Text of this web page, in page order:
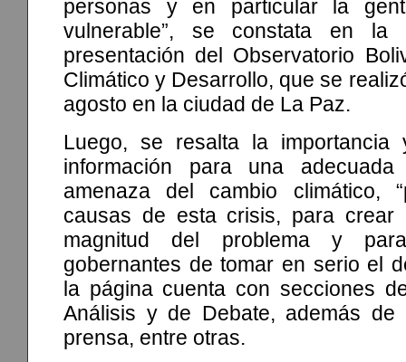
personas y en particular la
vulnerable”, se constata en la
presentación del Observatorio
Climático y Desarrollo, que se
agosto en la ciudad de La Paz.
Luego, se resalta la
información para una
amenaza del cambio climático,
causas de esta crisis, para crear
magnitud del problema y
gobernantes de tomar en serio el
la página cuenta con secciones
Análisis y de Debate, además de
prensa, entre otras.